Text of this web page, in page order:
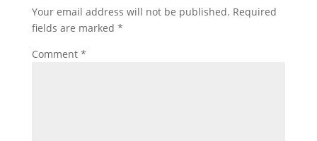
Your email address will not be published. Required
fields are marked *
Comment *